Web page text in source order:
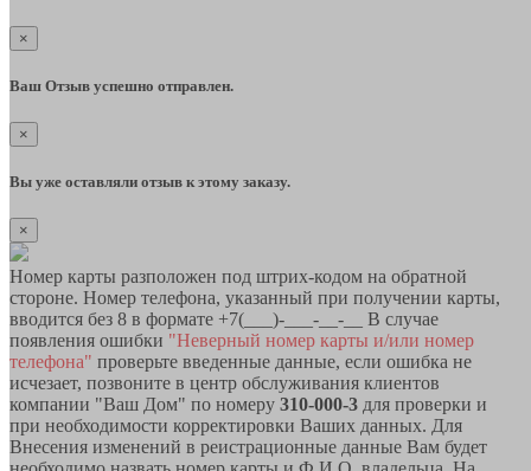
×
Ваш Отзыв успешно отправлен.
×
Вы уже оставляли отзыв к этому заказу.
×
Номер карты разположен под штрих-кодом на обратной
стороне. Номер телефона, указанный при получении карты,
вводится без 8 в формате +7(___)-___-__-__ В случае
появления ошибки "Неверный номер карты и/или номер
телефона" проверьте введенные данные, если ошибка не
исчезает, позвоните в центр обслуживания клиентов
компании "Ваш Дом" по номеру 310-000-3 для проверки и
при необходимости корректировки Ваших данных. Для
Внесения изменений в реистрационные данные Вам будет